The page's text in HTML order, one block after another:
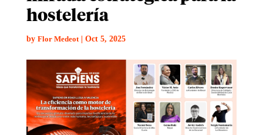
hostelería
by Flor Medeot| Oct 5, 2025